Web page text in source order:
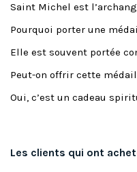
Saint Michel est
Pourquoi porter une
Elle est souvent portée
Peut-on offrir cette
Oui, c’est un cadeau
Les clients qui ont